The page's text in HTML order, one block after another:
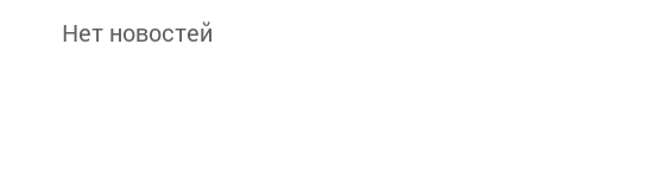
Нет новостей